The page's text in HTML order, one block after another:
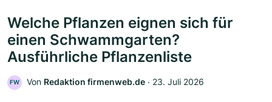
Welche Pflanzen eignen sich für
einen Schwammgarten?
Ausführliche Pflanzenliste
FW Von Redaktion firmenweb.de ‧ 23. Juli 2026